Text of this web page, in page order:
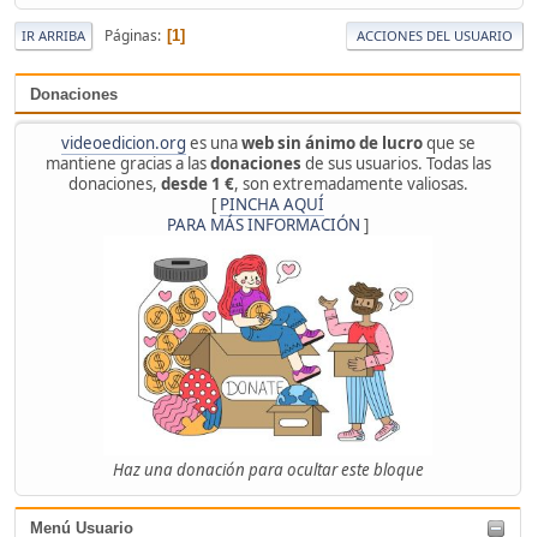
Donaciones
videoedicion.org es unaweb sin ánimo de lucroque se
mantiene gracias a lasdonaciones de sus usuarios. Todas las
donaciones, desde 1 €, son extremadamente valiosas.
[ PINCHA AQUÍ
PARA MÁS INFORMACIÓN ]
Haz una donación para ocultar este bloque
Menú Usuario
IR ARRIBA Páginas 1 ACCIONES DEL USUARIO